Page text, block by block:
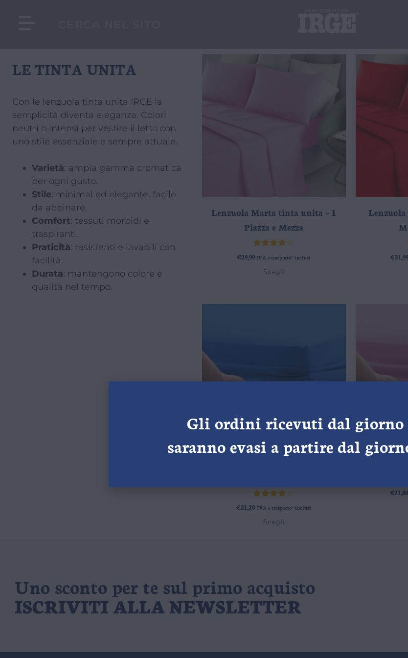
LE TINTA UNITA
Con le lenzuola tinta unita IRGE la
semplicità diventa eleganza. Colori
neutri o intensi per vestire il letto con
uno stile essenziale e sempre attuale.
Varietà: ampia gamma cromatica
per ogni gusto.
Stile: minimal ed elegante, facile
da abbinare.
Comfort: tessuti morbidi e
traspiranti.
Praticità: resistenti e lavabili con
facilità.
Durata: mantengono colore e
qualità nel tempo.
Lenzuola Marta tinta unita – 1
Piazza e Mezza
Valutato
€29,99 IVA e trasporto* inclusi
Scegli
€31,99
Valutato
€21,20 IVA e trasporto* inclusi
Scegli
€21,80
Uno sconto per te sul primo acquisto
ISCRIVITI ALLA NEWSLETTER
Gli ordini ricevuti dal giorno
saranno evasi a partire dal